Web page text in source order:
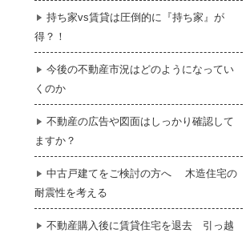
持ち家vs賃貸は圧倒的に『持ち家』が
得？！
今後の不動産市況はどのようになってい
くのか
不動産の広告や図面はしっかり確認して
ますか？
中古戸建てをご検討の方へ 木造住宅の
耐震性を考える
不動産購入後に賃貸住宅を退去 引っ越